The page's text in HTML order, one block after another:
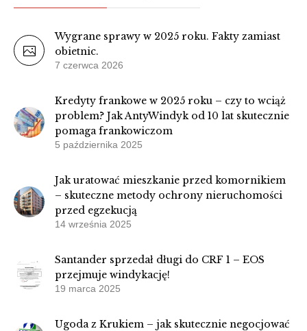
Wygrane sprawy w 2025 roku. Fakty zamiast
obietnic.
7 czerwca 2026
Kredyty frankowe w 2025 roku – czy to wciąż
problem? Jak AntyWindyk od 10 lat skutecznie
pomaga frankowiczom
5 października 2025
Jak uratować mieszkanie przed komornikiem
– skuteczne metody ochrony nieruchomości
przed egzekucją
14 września 2025
Santander sprzedał długi do CRF 1 – EOS
przejmuje windykację!
19 marca 2025
Ugoda z Krukiem – jak skutecznie negocjować